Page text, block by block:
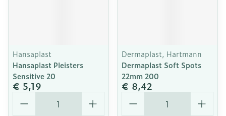
Hansaplast
Hansaplast Pleisters
Sensitive 20
€ 5,19
Aantal
Dermaplast, Hartmann
Dermaplast Soft Spots
22mm 200
€ 8,42
Aantal